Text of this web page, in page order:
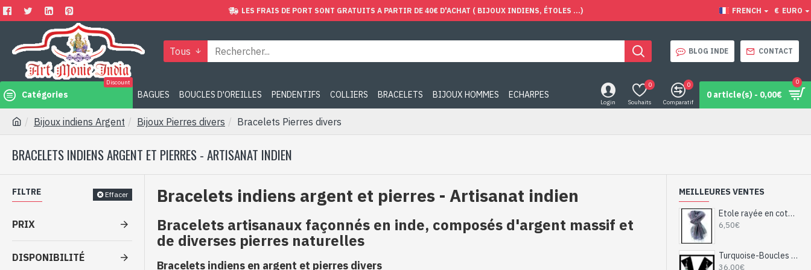
LES FRAIS DE PORT SONT GRATUITS A PARTIR DE 40€ D'ACHAT ( BIJOUX INDIENS, ÉTOLES ...) FRENCH € EURO
Tous BLOG INDE CONTACT
Catégories
Discount
BAGUES BOUCLES D'OREILLES PENDENTIFS COLLIERS BRACELETS BIJOUX HOMMES ECHARPES
Login Souhaits
0
Comparatif
0
0 article(s) - 0,00€
0
Bijoux indiens Argent Bijoux Pierres divers Bracelets Pierres divers
BRACELETS INDIENS ARGENT ET PIERRES - ARTISANAT INDIEN
FILTRE Effacer
PRIX
DISPONIBILITÉ
Bracelets indiens argent et pierres - Artisanat indien
Bracelets artisanaux façonnés en inde, composés d'argent massif et
de diverses pierres naturelles
Bracelets indiens en argent et pierres divers
MEILLEURES VENTES
Etole rayée en coton et viscose - Etole indienne
6,50€
Turquoise-Boucles d'Oreilles indiennes Turquoise-Bijoux Inde
36,00€